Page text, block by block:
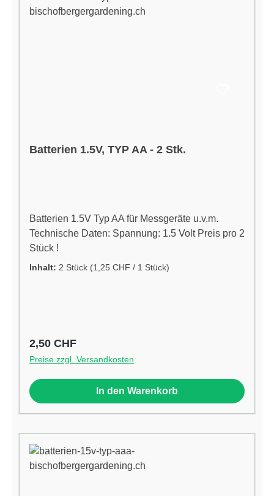
Batterien 1.5V, TYP AA - 2 Stk.
Batterien 1.5V Typ AA für Messgeräte u.v.m.
Technische Daten: Spannung: 1.5 Volt Preis pro 2
Stück !
Inhalt: 2 Stück (1,25 CHF / 1 Stück)
Regulärer Preis:
2,50 CHF
Preise zzgl. Versandkosten
In den Warenkorb